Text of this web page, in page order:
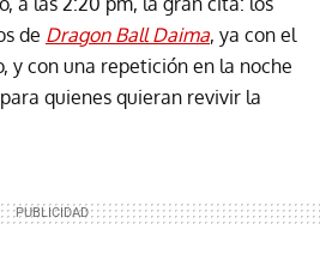
de Dragon Ball Daima, ya con el
y con una repetición en la noche
quienes quieran revivir la